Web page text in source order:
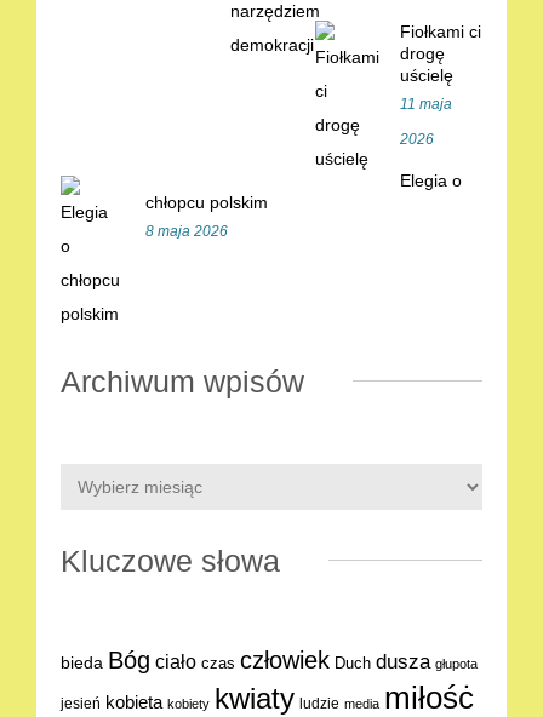
Fiołkami ci
drogę
uścielę
11 maja
2026
Elegia o
chłopcu polskim
8 maja 2026
Archiwum wpisów
Kluczowe słowa
bieda Bóg ciało czas człowiek Duch dusza głupota
jesień kobieta kobiety kwiaty ludzie media miłośċ